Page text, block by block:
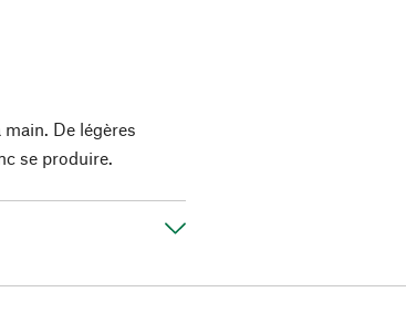
De légères
se produire.